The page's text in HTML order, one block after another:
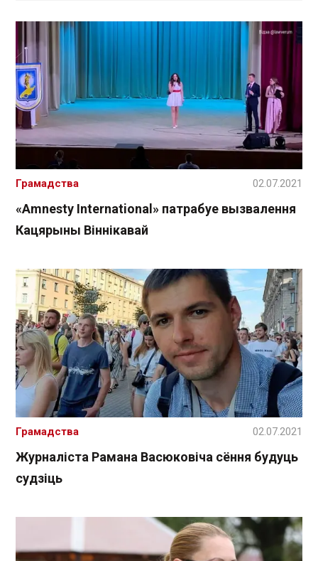
«Amnesty International» патрабуе вызвалення
Кацярыны Віннікавай
Грамадства 02.07.2021
Журналіста Рамана Васюковіча сёння будуць
судзіць
Грамадства 02.07.2021